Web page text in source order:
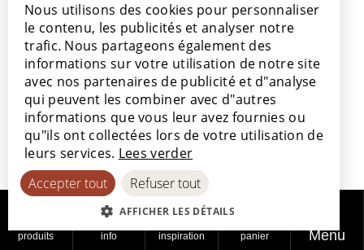
produits info inspiration panier Menu
Notre salle d’exposition
Nos points de vente
Avec le soutien de
ENGLISH
FRENCH
SPANISH
Nous utilisons des cookies pour personnaliser
le contenu, les publicités et analyser notre
trafic. Nous partageons également des
informations sur votre utilisation de notre site
avec nos partenaires de publicité et d"analyse
qui peuvent les combiner avec d"autres
informations que vous leur avez fournies ou
qu"ils ont collectées lors de votre utilisation de
leurs services. Lees verder
Accepter tout
Refuser tout
AFFICHER LES DÉTAILS